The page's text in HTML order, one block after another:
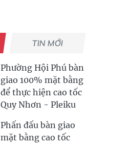
TIN MỚI
Phường Hội Phú bàn
giao 100% mặt bằng
để thực hiện cao tốc
Quy Nhơn - Pleiku
Phấn đấu bàn giao
mặt bằng cao tốc